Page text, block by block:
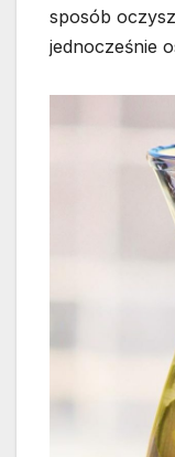
sposób
jednocześnie